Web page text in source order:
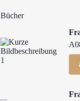
Bücher